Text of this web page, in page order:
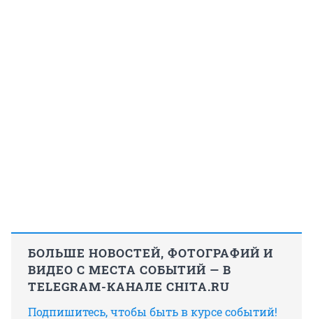
БОЛЬШЕ НОВОСТЕЙ, ФОТОГРАФИЙ И
ВИДЕО С МЕСТА СОБЫТИЙ — В
TELEGRAM-КАНАЛЕ CHITA.RU
Подпишитесь, чтобы быть в курсе событий!